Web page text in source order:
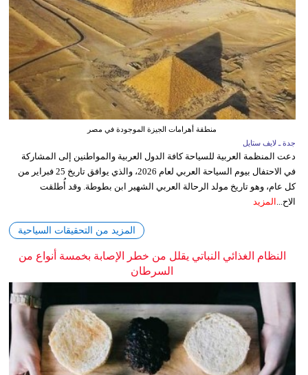
منطقة أهرامات الجيزة الموجودة في مصر
جدة ـ لايف ستايل
دعت المنظمة العربية للسياحة كافة الدول العربية والمواطنين إلى المشاركة
في الاحتفال بيوم السياحة العربي لعام 2026، والذي يوافق تاريخ 25 فبراير من
كل عام، وهو تاريخ مولد الرحالة العربي الشهير ابن بطوطة. وقد أُطلقت
الاح... المزيد
المزيد من التحقيقات السياحية
النظام الغذائي النباتي يقلل من خطر الإصابة بخمسة أنواع من
السرطان